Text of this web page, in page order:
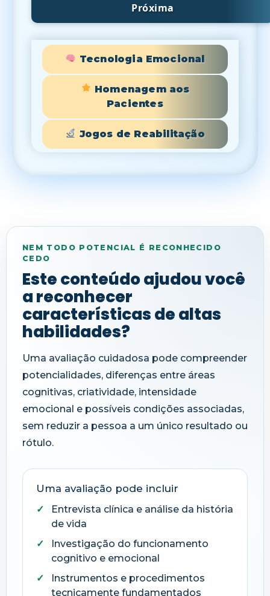
Próxima
Tecnologia Emocional
Homenagem aos
Pacientes
Jogos de Reabilitação
NEM TODO POTENCIAL É RECONHECIDO
CEDO
Este conteúdo ajudou você
a reconhecer
características de altas
habilidades?
Uma avaliação cuidadosa pode compreender
potencialidades, diferenças entre áreas
cognitivas, criatividade, intensidade
emocional e possíveis condições associadas,
sem reduzir a pessoa a um único resultado ou
rótulo.
Uma avaliação pode incluir
Entrevista clínica e análise da história
de vida
Investigação do funcionamento
cognitivo e emocional
Instrumentos e procedimentos
tecnicamente fundamentados